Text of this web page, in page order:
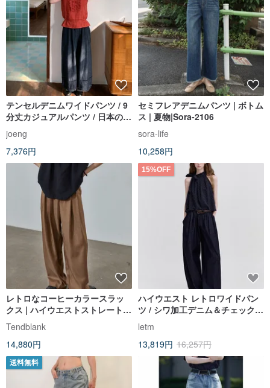
テンセルデニムワイドパンツ / 9
分丈カジュアルパンツ / 日本のレ
トロな着痩せパンツ
joeng
7,376円
セミフレアデニムパンツ | ボトム
ス | 夏物|Sora-2106
sora-life
10,258円
レトロなコーヒーカラースラッ
クス | ハイウエストストレートワ
イドパンツ | サマードレープカジ
ュアルパンツ
Tendblank
14,880円
15%OFF
ハイウエスト レトロワイドパン
ツ / シワ加工デニム＆チェック
カジュアルロングパンツ
letm
13,819円 16,257円
送料無料